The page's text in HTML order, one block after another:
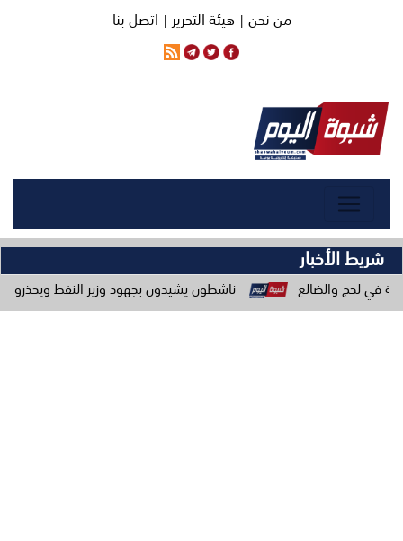
من نحن |هيئة التحرير | اتصل بنا
شريط الأخبار
ناشطون يشيدون بجهود وزير النفط ويحذرون من حملات الاستهداف